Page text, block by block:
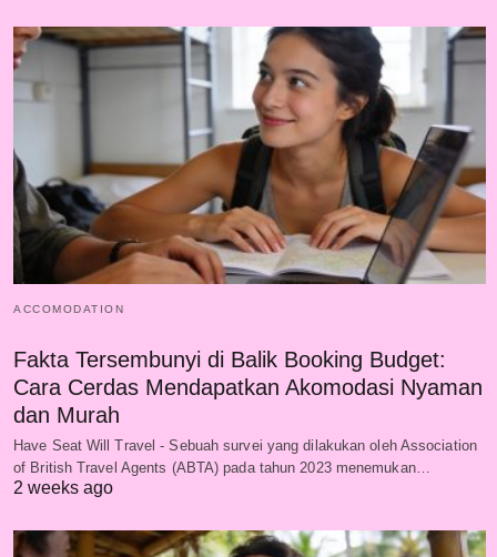
ACCOMODATION
Fakta Tersembunyi di Balik Booking Budget:
Cara Cerdas Mendapatkan Akomodasi Nyaman
dan Murah
Have Seat Will Travel - Sebuah survei yang dilakukan oleh Association
of British Travel Agents (ABTA) pada tahun 2023 menemukan…
2 weeks ago